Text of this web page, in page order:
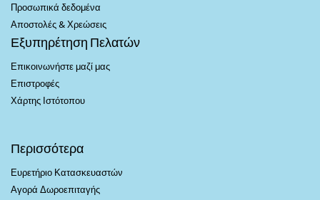
Προσωπικά δεδομένα
Αποστολές & Χρεώσεις
Εξυπηρέτηση Πελατών
Επικοινωνήστε μαζί μας
Επιστροφές
Χάρτης Ιστότοπου
Περισσότερα
Ευρετήριο Κατασκευαστών
Αγορά Δωροεπιταγής